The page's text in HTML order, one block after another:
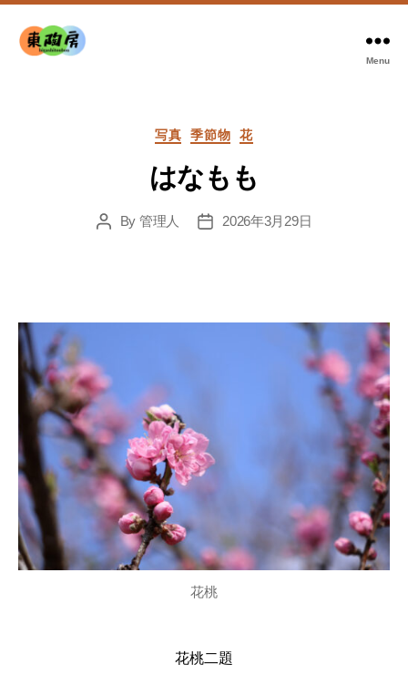
Menu
Categories
写真 季節物 花
はなもも
PostBy 管理人
Post2026年3月29日
花桃
花桃二題